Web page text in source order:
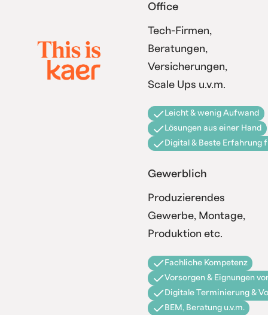
Office
Tech-Firmen,
Beratungen,
Versicherungen,
Scale Ups u.v.m.
Leicht & wenig Aufwand
Lösungen aus einer Hand
Digital & Beste Erfahrung
Gewerblich
Produzierendes
Gewerbe, Montage,
Produktion etc.
Fachliche Kompetenz
Vorsorgen & Eignungen
Digitale Terminierung &
BEM, Beratung u.v.m.